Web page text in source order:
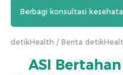
Berbagi konsultasi
detikHealth Berita
ASI